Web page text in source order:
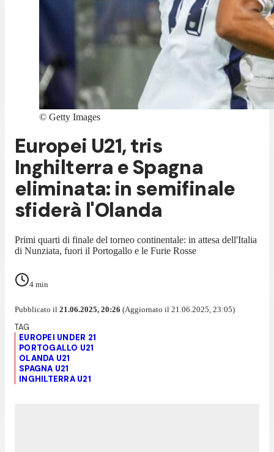
© Getty Images
Europei U21, tris
Inghilterra e Spagna
eliminata: in semifinale
sfiderà l'Olanda
Primi quarti di finale del torneo continentale: in attesa dell'Italia
di Nunziata, fuori il Portogallo e le Furie Rosse
4 min
Pubblicato il 21.06.2025, 20:26 (Aggiornato il 21.06.2025, 23:05)
EUROPEI UNDER 21
PORTOGALLO U21
OLANDA U21
SPAGNA U21
INGHILTERRA U21